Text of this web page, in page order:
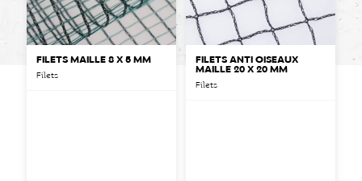
FILETS MAILLE 8 X 5 MM
Filets
FILETS ANTI OISEAUX
MAILLE 20 X 20 MM
Filets